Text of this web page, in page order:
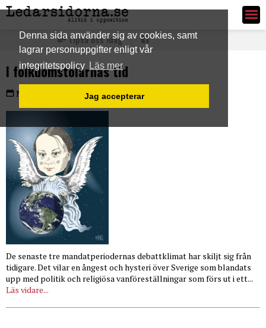
Denna sida använder sig av cookies, samt
lagrar personuppgifter enligt vår
integritetspolicy Läs mer
Jag accepterar
Ledarsidorna.se
Tipsa oss idag
I folkdomstolarnas tid
Måndag 13 maj 2019 PLUS
De senaste tre mandatperiodernas debattklimat har skiljt sig från
tidigare. Det vilar en ångest och hysteri över Sverige som blandats
upp med politik och religiösa vanföreställningar som förs ut i ett...
Läs vidare...